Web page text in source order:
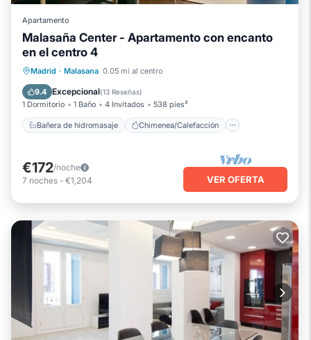
Apartamento
Malasaña Center - Apartamento con encanto
en el centro 4
Madrid · Malasana 0.05 mi al centro
9.4 Excepcional(13 Reseñas)
1 Dormitorio 1 Baño 4 Invitados 538 pies²
Bañera de hidromasaje Chimenea/Calefacción
Bañera de hidromasaje
Chimenea/Calefacción
Cocina
€172/noche
7 noches - €1,204 VER OFERTA